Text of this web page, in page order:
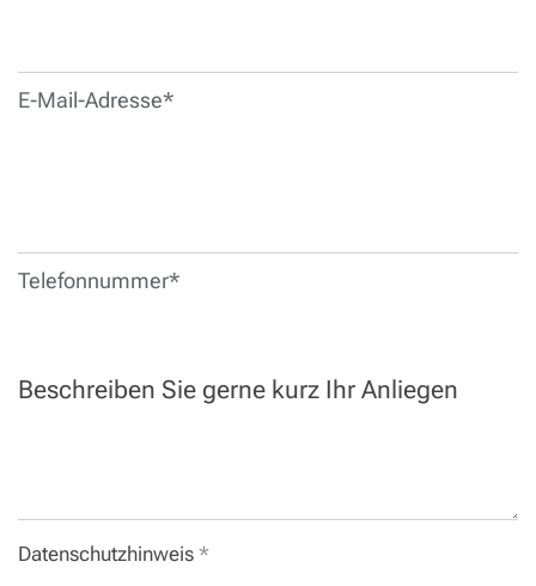
E-Mail-Adresse*
Telefonnummer*
Datenschutzhinweis *